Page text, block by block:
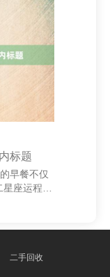
搭配瘦肉
量蔬菜为
餐可选燕麦
配藜麦，
试豆腐蔬
标题
早餐不仅
星座运程_
治** 将鸡
生菜和火
二手回收